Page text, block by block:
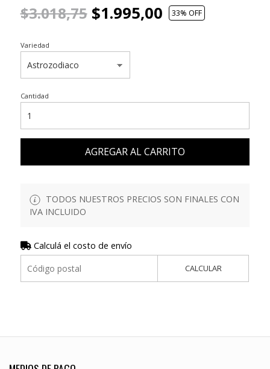
$3.018,75$1.995,00 33% OFF
Variedad
Cantidad
AGREGAR AL CARRITO
TODOS NUESTROS PRECIOS SON FINALES CON
IVA INCLUIDO
Calculá el costo de envío
CALCULAR